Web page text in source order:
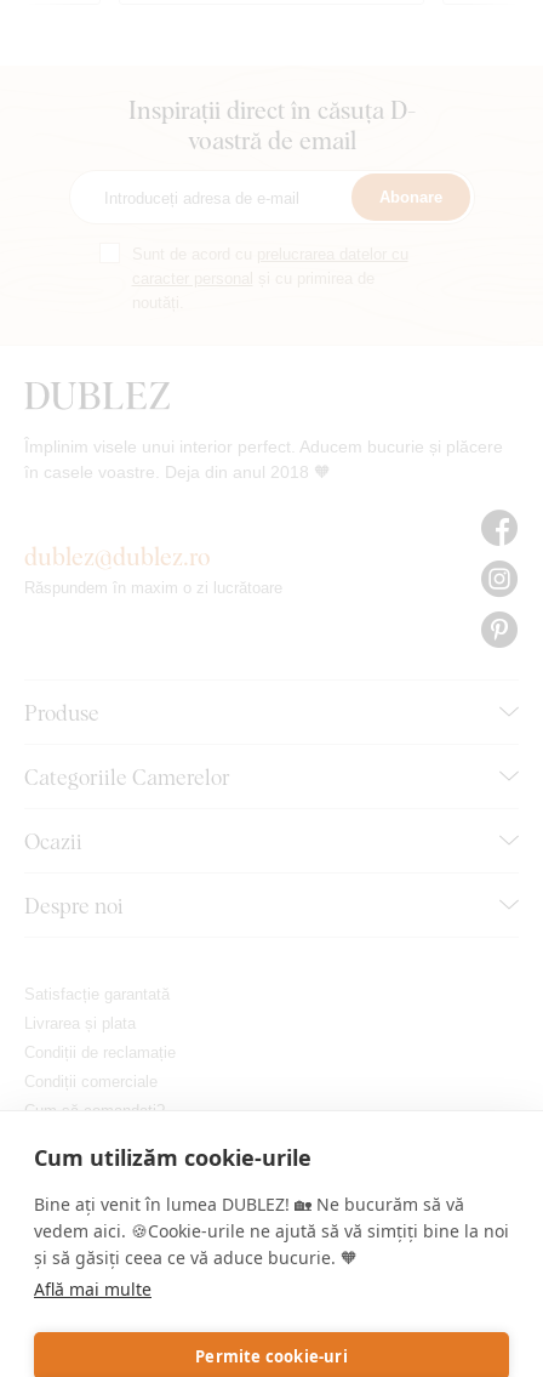
Cum utilizăm cookie-urile
Bine ați venit în lumea DUBLEZ! 🏡 Ne bucurăm să vă
vedem aici. 🍪Cookie-urile ne ajută să vă simțiți bine la noi
și să găsiți ceea ce vă aduce bucurie. 🧡
Află mai multe
Permite cookie-uri
Inspirații direct în căsuța D-
voastră de email
Abonare
Împlinim visele unui interior perfect. Aducem bucurie și plăcere
în casele voastre. Deja din anul 2018 🧡
Produse
Categoriile Camerelor
Ocazii
Despre noi
dublez@dublez.ro
Răspundem în maxim o zi lucrătoare
Satisfacție garantată
Livrarea și plata
Condiții de reclamație
Condiții comerciale
Cum să comandați?
Setați cookie-urile
Copyright © DUBLEZ 2026 | Toate drepturile rezervate
Crearea magazinelor online performante de către